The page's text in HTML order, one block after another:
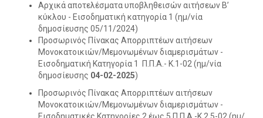
Αρχικά αποτελέσματα υποβληθεισών αιτήσεων B’
κύκλου - Εισοδηματική κατηγορία 1 (ημ/νία
δημοσίευσης 05/11/2024)
Προσωρινός Πίνακας Απορριπτέων αιτήσεων
Μονοκατοικιών/Μεμονωμένων διαμερισμάτων -
Εισοδηματική Κατηγορία 1 Π.Π.Α.- Κ.1-02 (ημ/νία
δημοσίευσης 04-02-2025)
Προσωρινός Πίνακας Απορριπτέων αιτήσεων
Μονοκατοικιών/Μεμονωμένων διαμερισμάτων -